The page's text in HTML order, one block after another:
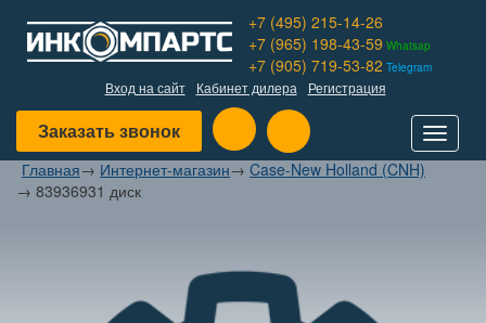
+7 (495) 215-14-26
+7 (965) 198-43-59 Whatsap
+7 (905) 719-53-82 Telegram
Вход на сайт Кабинет дилера Регистрация
Заказать звонок
Toggle
Главная→ Интернет-магазин→ Case-New Holland (CNH)
→ 83936931 диск